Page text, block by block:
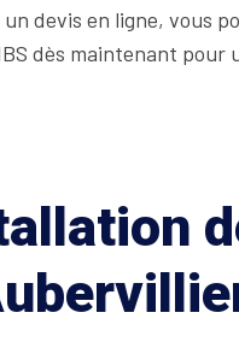
devis en ligne, vous
dès maintenant pour